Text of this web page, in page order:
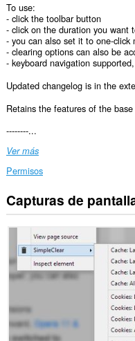
To use:
- click the toolbar button
- click on the duration you want
- you can also set it to one-click
- clearing options can also be
- keyboard navigation
Updated changelog is in the
Retains the features of the
--------...
Ver más
Permisos
This
extension
recent
browsing
history,
cookies,
and
related
data.
Capturas de